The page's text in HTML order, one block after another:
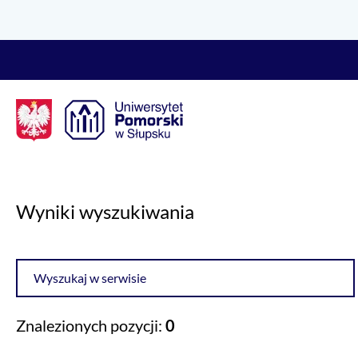
Wyniki wyszukiwania
Znalezionych pozycji: 0